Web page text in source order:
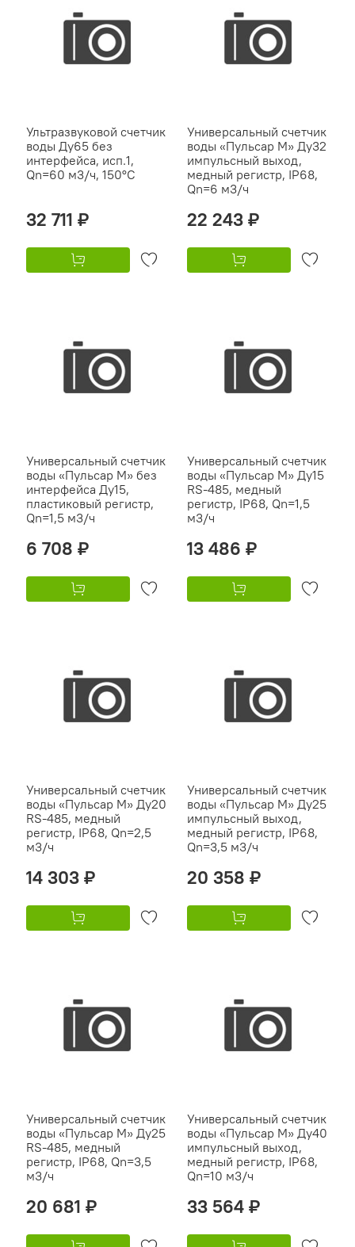
Ультразвуковой счетчик
воды Ду65 без
интерфейса, исп.1,
Qn=60 м3/ч, 150°C
32 711 ₽
Универсальный счетчик
воды «Пульсар М» Ду32
импульсный выход,
медный регистр, IP68,
Qn=6 м3/ч
22 243 ₽
Универсальный счетчик
воды «Пульсар М» без
интерфейса Ду15,
пластиковый регистр,
Qn=1,5 м3/ч
6 708 ₽
Универсальный счетчик
воды «Пульсар М» Ду15
RS-485, медный
регистр, IP68, Qn=1,5
м3/ч
13 486 ₽
Универсальный счетчик
воды «Пульсар М» Ду20
RS-485, медный
регистр, IP68, Qn=2,5
м3/ч
14 303 ₽
Универсальный счетчик
воды «Пульсар М» Ду25
импульсный выход,
медный регистр, IP68,
Qn=3,5 м3/ч
20 358 ₽
Универсальный счетчик
воды «Пульсар М» Ду25
RS-485, медный
регистр, IP68, Qn=3,5
м3/ч
20 681 ₽
Универсальный счетчик
воды «Пульсар М» Ду40
импульсный выход,
медный регистр, IP68,
Qn=10 м3/ч
33 564 ₽